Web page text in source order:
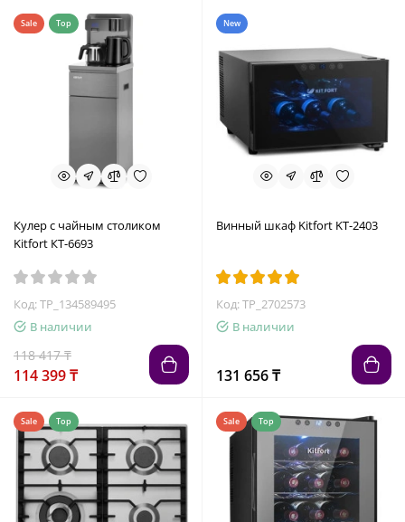
Sale Top
Кулер с чайным столиком
Kitfort КТ-6693
Код: TP_134589495
В наличии
118 417 ₸
114 399 ₸
New
Винный шкаф Kitfort KT-2403
Код: TP_2702573
В наличии
131 656 ₸
Sale Top Sale Top